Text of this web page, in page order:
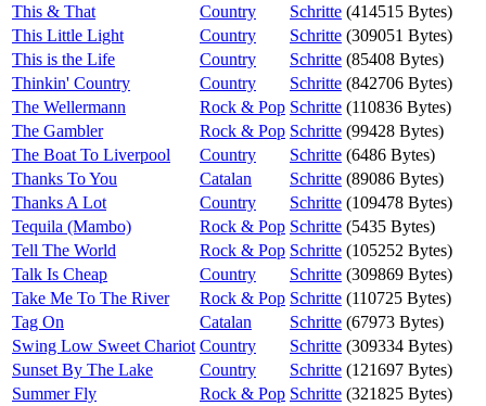
This & That
Country Schritte (414515 Bytes)
This Little Light
Country Schritte (309051 Bytes)
This is the Life
Country Schritte (85408 Bytes)
Thinkin' Country
Country Schritte (842706 Bytes)
The Wellermann
Rock & Pop Schritte (110836 Bytes)
The Gambler
Rock & Pop Schritte (99428 Bytes)
The Boat To Liverpool
Country Schritte (6486 Bytes)
Thanks To You
Catalan Schritte (89086 Bytes)
Thanks A Lot
Country Schritte (109478 Bytes)
Tequila (Mambo)
Rock & Pop Schritte (5435 Bytes)
Tell The World
Rock & Pop Schritte (105252 Bytes)
Talk Is Cheap
Country Schritte (309869 Bytes)
Take Me To The River
Rock & Pop Schritte (110725 Bytes)
Tag On
Catalan Schritte (67973 Bytes)
Swing Low Sweet Chariot Country Schritte (309334 Bytes)
Sunset By The Lake
Country Schritte (121697 Bytes)
Summer Fly
Rock & Pop Schritte (321825 Bytes)